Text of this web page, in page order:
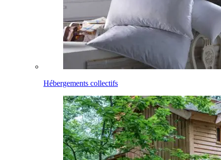
Hébergements collectifs